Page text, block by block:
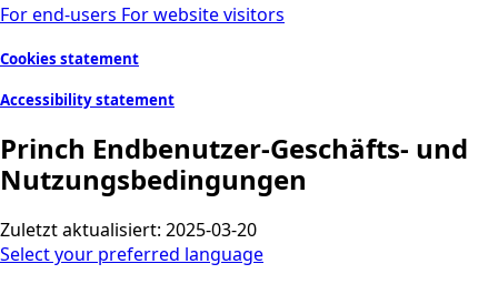
For end-users For website visitors
Cookies statement
Accessibility statement
Princh Endbenutzer-Geschäfts- und
Nutzungsbedingungen
Zuletzt aktualisiert: 2025-03-20
Select your preferred language